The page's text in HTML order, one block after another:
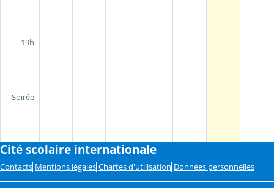
19h
Soirée
Cité scolaire internationale
Contacts Mentions légales Chartes d'utilisation Données personnelles